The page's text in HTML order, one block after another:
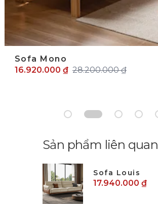
Sofa Mono
16.920.000 ₫ 28.200.000 ₫
Sản phẩm liên quan
Sofa Louis
17.940.000 ₫